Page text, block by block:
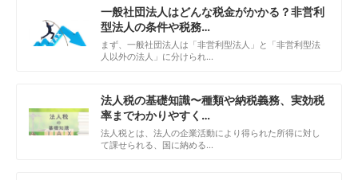
一般社団法人はどんな税金がかかる？非営利
型法人の条件や税務…
まず、一般社団法人は「非営利型法人」と「非営利型法
人以外の法人」に分けられ…
法人税の基礎知識〜種類や納税義務、実効税
率までわかりやすく…
法人税とは、法人の企業活動により得られた所得に対し
て課せられる、国に納める…